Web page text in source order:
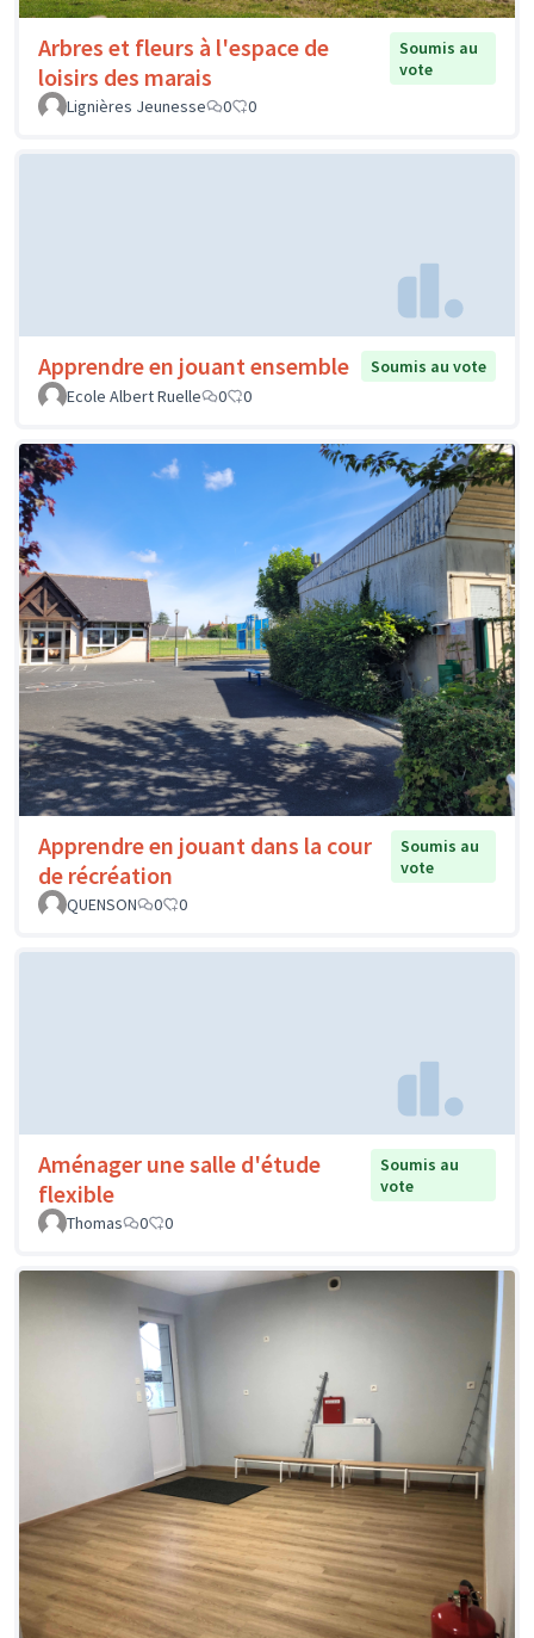
Arbres et fleurs à l'espace de
loisirs des marais
Soumis au
vote
Lignières Jeunesse
0 0
Apprendre en jouant ensemble
Soumis au vote
Ecole Albert Ruelle
0 0
Apprendre en jouant dans la cour
de récréation
Soumis au
vote
QUENSON
0 0
Aménager une salle d'étude
flexible
Soumis au
vote
Thomas
0 0